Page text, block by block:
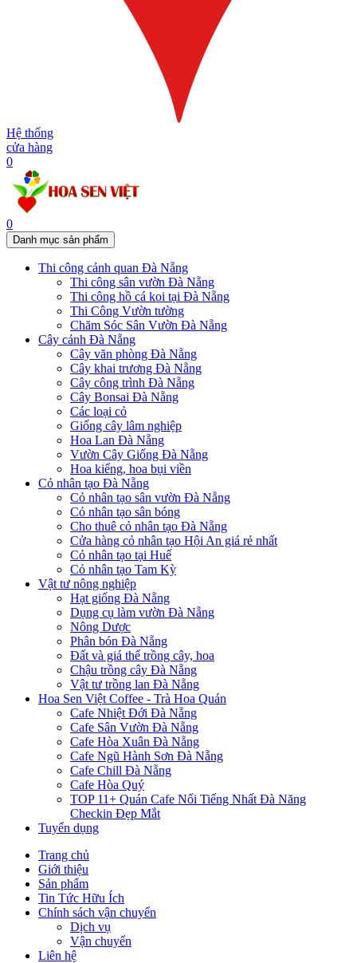
Hệ thống
cửa hàng
0
0
Danh mục sản phẩm
Thi công cảnh quan Đà Nẵng
Thi công sân vườn Đà Nẵng
Thi công hồ cá koi tại Đà Nẵng
Thi Công Vườn tường
Chăm Sóc Sân Vườn Đà Nẵng
Cây cảnh Đà Nẵng
Cây văn phòng Đà Nẵng
Cây khai trương Đà Nẵng
Cây công trình Đà Nẵng
Cây Bonsai Đà Nẵng
Các loại cỏ
Giống cây lâm nghiệp
Hoa Lan Đà Nẵng
Vườn Cây Giống Đà Nẵng
Hoa kiểng, hoa bụi viền
Cỏ nhân tạo Đà Nẵng
Cỏ nhân tạo sân vườn Đà Nẵng
Cỏ nhân tạo sân bóng
Cho thuê cỏ nhân tạo Đà Nẵng
Cửa hàng cỏ nhân tạo Hội An giá rẻ nhất
Cỏ nhân tạo tại Huế
Cỏ nhân tạo Tam Kỳ
Vật tư nông nghiệp
Hạt giống Đà Nẵng
Dụng cụ làm vườn Đà Nẵng
Nông Dược
Phân bón Đà Nẵng
Đất và giá thể trồng cây, hoa
Chậu trồng cây Đà Nẵng
Vật tư trồng lan Đà Nẵng
Hoa Sen Việt Coffee - Trà Hoa Quán
Cafe Nhiệt Đới Đà Nẵng
Cafe Sân Vườn Đà Nẵng
Cafe Hòa Xuân Đà Nẵng
Cafe Ngũ Hành Sơn Đà Nẵng
Cafe Chill Đà Nẵng
Cafe Hòa Quý
TOP 11+ Quán Cafe Nổi Tiếng Nhất Đà Năng
Checkin Đẹp Mắt
Tuyển dụng
Trang chủ
Giới thiệu
Sản phẩm
Tin Tức Hữu Ích
Chính sách vận chuyển
Dịch vụ
Vận chuyển
Liên hệ